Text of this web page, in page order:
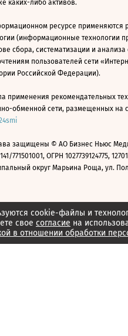
cookie-файлы и
свое согласие на
в отношении обработки
каких-либо активов.
ресурсе применяются
(информационные технологии
сбора, систематизации и
пользователей сети
Российской Федерации).
применения рекомендательных
обменной сети, размещенных на
защищены © АО Бизнес Ньюс
771501001, ОГРН 1027739124775,
округ Марьина Роща, ул.